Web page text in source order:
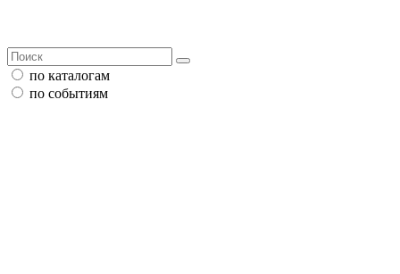
по каталогам
по событиям